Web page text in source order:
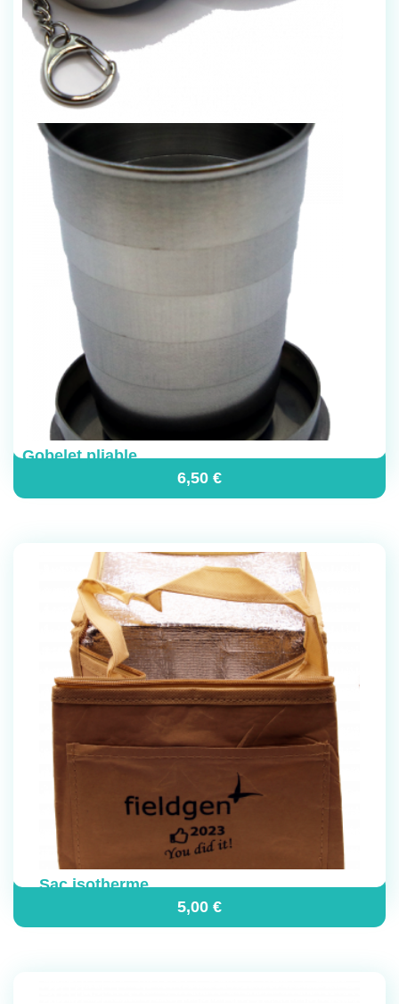
Gobelet pliable
6,50 €
Sac isotherme
5,00 €